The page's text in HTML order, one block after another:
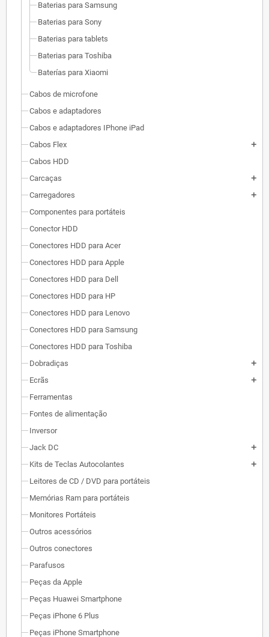
Baterias para Samsung
Baterias para Sony
Baterias para tablets
Baterias para Toshiba
Baterías para Xiaomi
Cabos de microfone
Cabos e adaptadores
Cabos e adaptadores IPhone iPad
Cabos Flex
add
Cabos HDD
Carcaças
add
Carregadores add
Componentes para portáteis
Conector HDD
Conectores HDD para Acer
Conectores HDD para Apple
Conectores HDD para Dell
Conectores HDD para HP
Conectores HDD para Lenovo
Conectores HDD para Samsung
Conectores HDD para Toshiba
Dobradiças
add
Ecrãs add
Ferramentas
Fontes de alimentação
Inversor
Jack DC
add
Kits de Teclas Autocolantes add
Leitores de CD / DVD para portáteis
Memórias Ram para portáteis
Monitores Portáteis
Outros acessórios
Outros conectores
Parafusos
Peças da Apple
Peças Huawei Smartphone
Peças iPhone 6 Plus
Peças iPhone Smartphone